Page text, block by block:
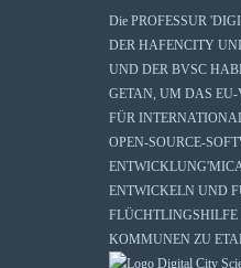
Die PROFESSUR
DER HAFENCITY
UND DER BVSC
GETAN, UM DAS EU-
FÜR
OPEN-SOURCE-
ENTWICKLUNG
ENTWICKELN UND
FLÜCHTLINGSHILFE
KOMMUNEN ZU